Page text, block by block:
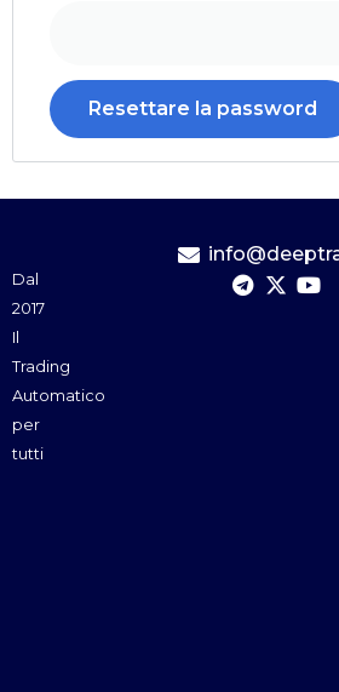
Resettare la password
Dal
2017
Il
Trading
Automatico
per
tutti